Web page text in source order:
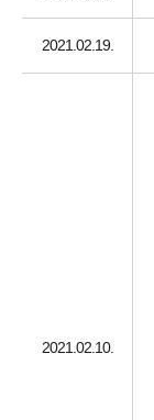
2021.02.19.
2021.02.10.